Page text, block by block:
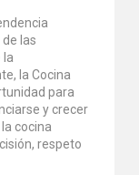
las
la
la Cocina
para
y crecer
cocina
respeto